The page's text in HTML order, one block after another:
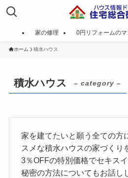
家の修理 0円リフォームのマ
ホーム 積水ハウス
積水ハウス – category –
家を建てたいと願う全ての方
スメな積水ハウスの家づくり
3％OFFの特別価格でセキス
秘密の方法についてもお話し